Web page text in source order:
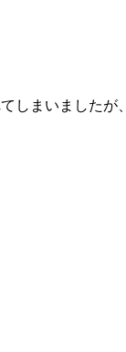
しまいましたが、